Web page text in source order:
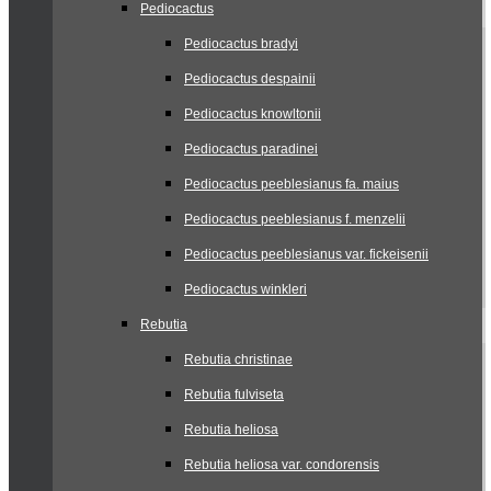
Pediocactus
Pediocactus bradyi
Pediocactus despainii
Pediocactus knowltonii
Pediocactus paradinei
Pediocactus peeblesianus fa. maius
Pediocactus peeblesianus f. menzelii
Pediocactus peeblesianus var. fickeisenii
Pediocactus winkleri
Rebutia
Rebutia christinae
Rebutia fulviseta
Rebutia heliosa
Rebutia heliosa var. condorensis